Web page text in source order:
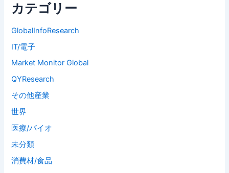
カテゴリー
GlobalInfoResearch
IT/電子
Market Monitor Global
QYResearch
その他産業
世界
医療/バイオ
未分類
消費材/食品